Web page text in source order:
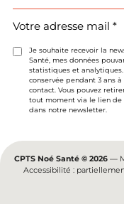
mail
(Nécessaire)
Votre adresse mail *
Je souhaite recevoir la
Santé, mes données
statistiques et
conservée pendant 3 ans
contact. Vous pouvez
tout moment via le lien
dans notre newsletter.
CPTS Noé Santé © 2026 —
Accessibilité :